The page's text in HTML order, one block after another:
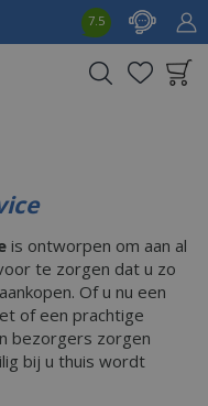
7.5
is ontworpen om aan al
te zorgen dat u zo
Of u nu een
of een prachtige
bezorgers zorgen
bij u thuis wordt